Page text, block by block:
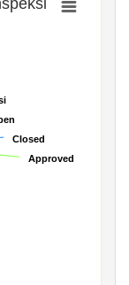
Closed
Closed
Approved
Approved